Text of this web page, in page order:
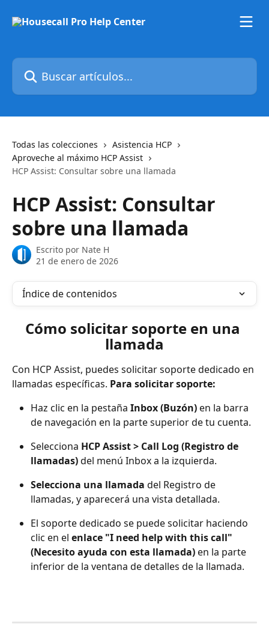
Buscar artículos...
Todas las colecciones
Asistencia HCP
Aproveche al máximo HCP Assist
HCP Assist: Consultar sobre una llamada
HCP Assist: Consultar
sobre una llamada
Escrito por Nate H
21 de enero de 2026
Índice de contenidos
Cómo solicitar soporte en una
llamada
Con HCP Assist, puedes solicitar soporte dedicado en
llamadas específicas. Para solicitar soporte:
Haz clic en la pestaña Inbox (Buzón) en la barra
de navegación en la parte superior de tu cuenta.
Selecciona HCP Assist > Call Log (Registro de
llamadas) del menú Inbox a la izquierda.
Selecciona una llamada del Registro de
llamadas, y aparecerá una vista detallada.
El soporte dedicado se puede solicitar haciendo
clic en el enlace "I need help with this call"
(Necesito ayuda con esta llamada) en la parte
inferior de la ventana de detalles de la llamada.